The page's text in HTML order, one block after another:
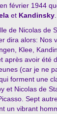
en février 1944
et Kandinsky
de Nicolas de
dira alors: Nos
Klee,
après avoir été
(car je ne
forment une
et Nicolas de
Sept
un vibrant